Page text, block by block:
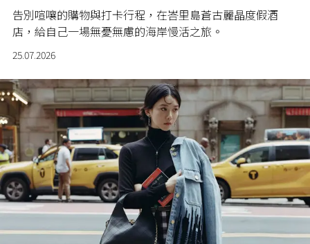
告別喧嚷的購物與打卡行程，在峇里島蒼古麗晶度假酒
店，給自己一場無憂無慮的海岸慢活之旅。
25.07.2026